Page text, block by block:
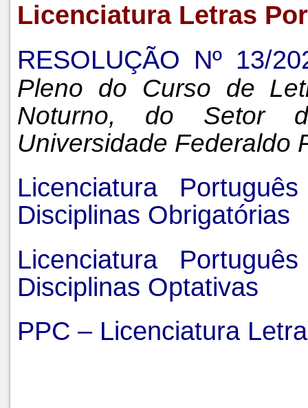
Licenciatura Letras
RESOLUÇÃO Nº 13/
Pleno do Curso de
Noturno, do Setor
Universidade Federaldo
Licenciatura
Disciplinas Obrigatórias
Licenciatura
Disciplinas Optativas
PPC – Licenciatura